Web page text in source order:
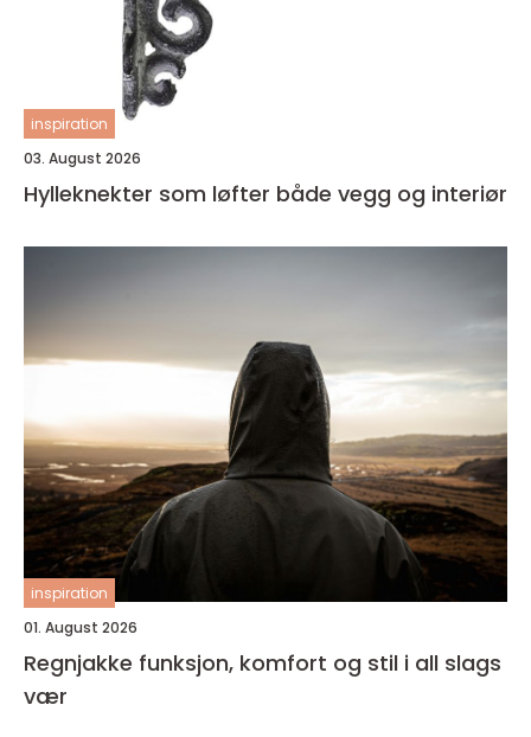
inspiration
03. August 2026
Hylleknekter som løfter både vegg og interiør
inspiration
01. August 2026
Regnjakke funksjon, komfort og stil i all slags
vær